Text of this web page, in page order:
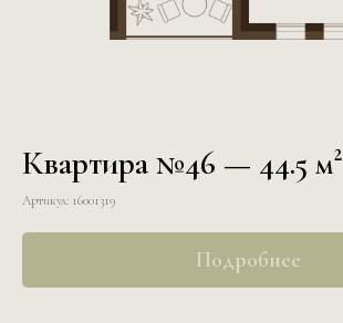
Квартира №46 — 44.5 м²
Артикул: 16001319
Подробнее